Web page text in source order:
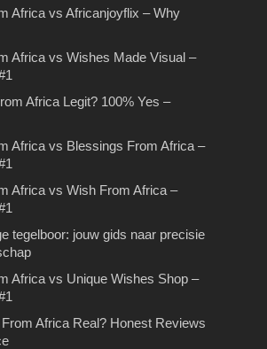
De voordelen van
theorie oefenen
van bromfiets theorie
Leren rijden is één van de
belangrijke skills…
Vaprance kiezen
Vaprance kiezen –
Ben je op zoek naar
voor jouw…
die nog steeds
zijn nog
heeft zijn effecten op alle
Wishes Shop – Why
From Africa vs Unique
you’re looking…
met je kinderen:
te nemen?
met je kinderen: wat mee te
De zomerperiode is weer
en…
Africa vs Africanjoyflix – Why
Africa vs Wishes Made Visual –
Africa Legit? 100% Yes –
Africa vs Blessings From Africa –
Africa vs Wish From Africa –
tegelboor: jouw gids naar precisie
Africa vs Unique Wishes Shop –
Africa Real? Honest Reviews